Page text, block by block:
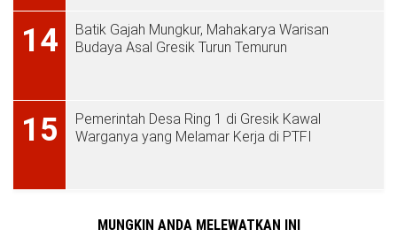
14
Batik Gajah Mungkur, Mahakarya Warisan
Budaya Asal Gresik Turun Temurun
15
Pemerintah Desa Ring 1 di Gresik Kawal
Warganya yang Melamar Kerja di PTFI
MUNGKIN ANDA MELEWATKAN INI